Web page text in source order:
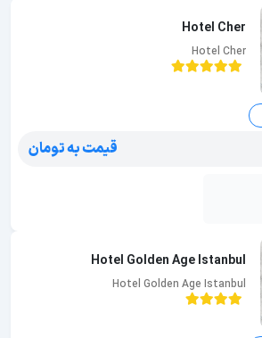
Hotel Cher
Hotel Cher
قیمت به تومان
Hotel Golden Age Istanbul
Hotel Golden Age Istanbul